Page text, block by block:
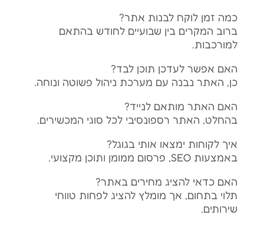
כמה זמן לוקח לבנות אתר?
ברוב המקרים בין שבועיים לחודש בהתאם
למורכבות.
האם אפשר לעדכן תוכן לבד?
כן, האתר נבנה עם מערכת ניהול פשוטה ונוחה.
האם האתר מותאם לנייד?
בהחלט, האתר רספונסיבי לכל סוגי המכשירים.
איך לקוחות ימצאו אותי בגוגל?
באמצעות SEO, פרסום ממומן ותוכן מקצועי.
האם כדאי להציג מחירים באתר?
תלוי בתחום, אך מומלץ להציג לפחות טווחי
שירותים.